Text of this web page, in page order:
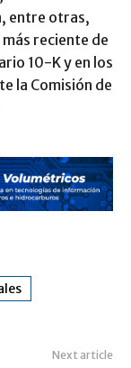
entre otras,
reciente de
10-K y en los
la Comisión de
Next article